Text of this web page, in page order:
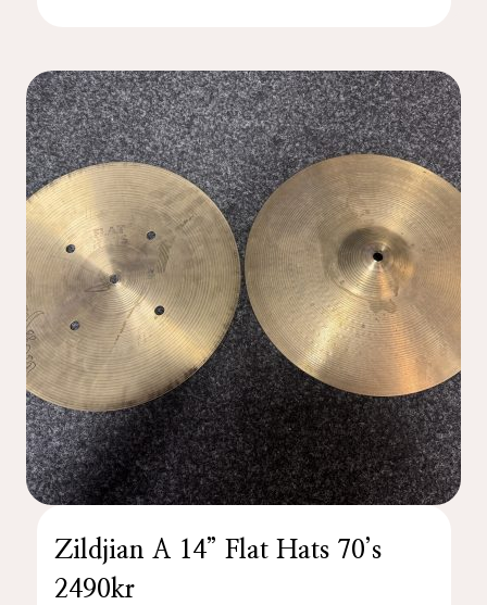
Zildjian A 14” Flat Hats 70’s
2490kr